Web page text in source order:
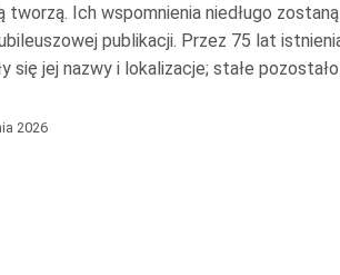
tworzą. Ich wspomnienia niedługo
publikacji. Przez 75 lat
się jej nazwy i lokalizacje; stałe
2026